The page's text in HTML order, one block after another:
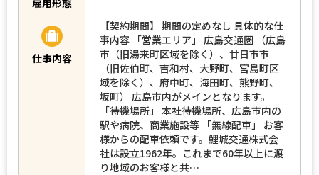
仕事内容
【契約期間】 期間の定めなし 具体的な仕
事内容 「営業エリア」 広島交通圏 （広島
市（旧湯来町区域を除く）、廿日市市
（旧佐伯町、吉和村、大野町、宮島町区
域を除く）、府中町、海田町、熊野町、
坂町） 広島市内がメインとなります。
「待機場所」 本社待機場所、広島市内の
駅や病院、商業施設等 「無線配車」 お客
様からの配車依頼です。鯉城交通株式会
社は設立1962年。これまで60年以上に渡
り地域のお客様と共…